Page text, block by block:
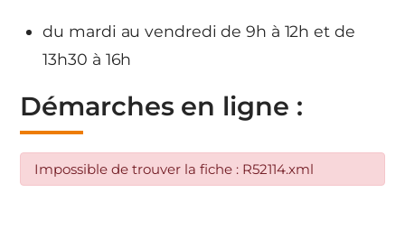
du mardi au vendredi de 9h à 12h et de
13h30 à 16h
Démarches en ligne :
Impossible de trouver la fiche : R52114.xml